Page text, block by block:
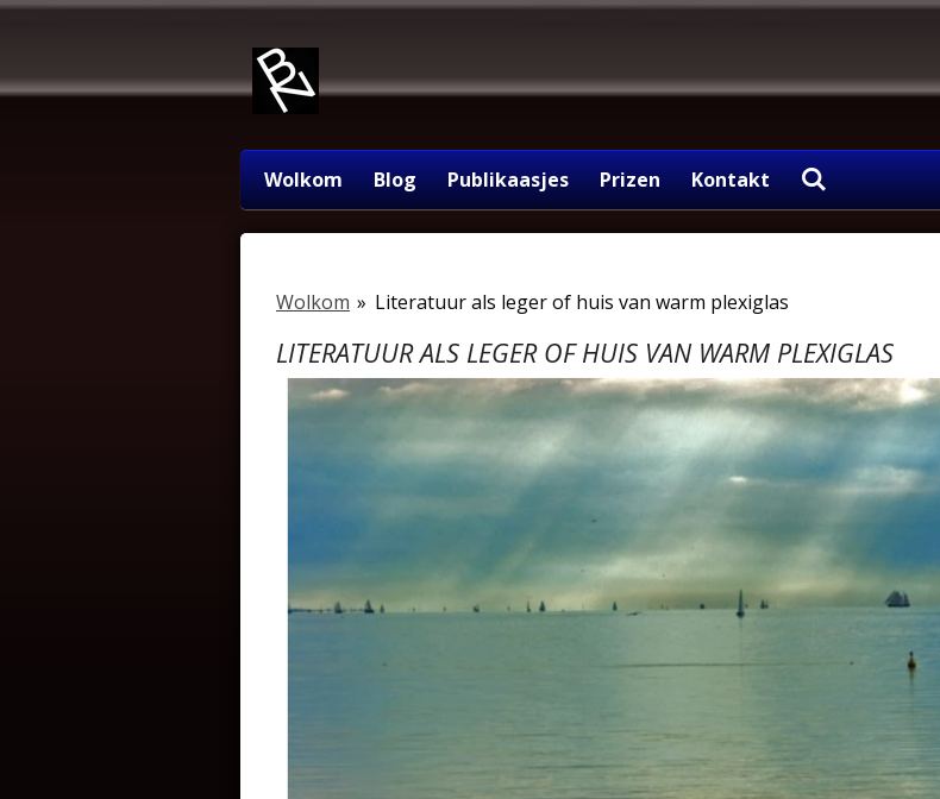
naar
Wolkom Blog Publikaasjes Prizen Kontakt
Wolkom » Literatuur als leger of huis van warm plexiglas
LITERATUUR ALS LEGER OF HUIS VAN WARM PLEXIGLAS